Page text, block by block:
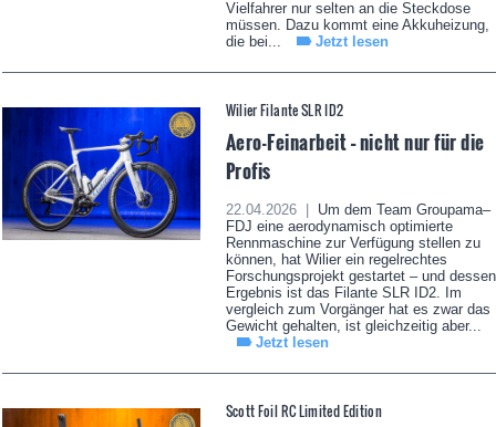
Vielfahrer nur selten an die Steckdose
müssen. Dazu kommt eine Akkuheizung,
die bei...
Jetzt lesen
Wilier Filante SLR ID2
Aero-Feinarbeit – nicht nur für die
Profis
22.04.2026 |
Um dem Team Groupama–
FDJ eine aerodynamisch optimierte
Rennmaschine zur Verfügung stellen zu
können, hat Wilier ein regelrechtes
Forschungsprojekt gestartet – und dessen
Ergebnis ist das Filante SLR ID2. Im
vergleich zum Vorgänger hat es zwar das
Gewicht gehalten, ist gleichzeitig aber...
Jetzt lesen
Scott Foil RC Limited Edition